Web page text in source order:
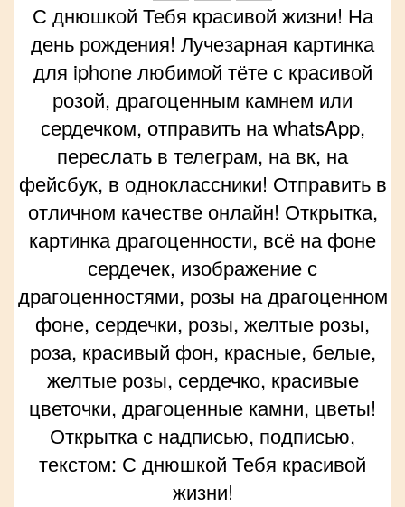
С днюшкой Тебя красивой жизни! На
день рождения! Лучезарная картинка
для iphone любимой тёте с красивой
розой, драгоценным камнем или
сердечком, отправить на whatsApp,
переслать в телеграм, на вк, на
фейсбук, в одноклассники! Отправить в
отличном качестве онлайн! Открытка,
картинка драгоценности, всё на фоне
сердечек, изображение с
драгоценностями, розы на драгоценном
фоне, сердечки, розы, желтые розы,
роза, красивый фон, красные, белые,
желтые розы, сердечко, красивые
цветочки, драгоценные камни, цветы!
Открытка с надписью, подписью,
текстом: С днюшкой Тебя красивой
жизни!